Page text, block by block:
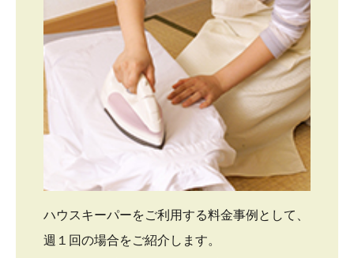
ハウスキーパーをご利用する料金事例として、
週１回の場合をご紹介します。